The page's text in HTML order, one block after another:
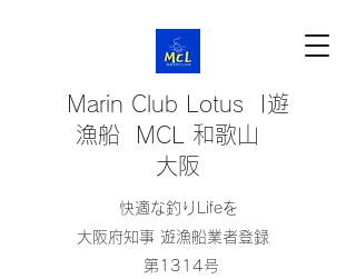
Marin Club Lotus |遊
漁船 MCL 和歌山
大阪
快適な釣りLifeを
大阪府知事 遊漁船業者登録
第1314号